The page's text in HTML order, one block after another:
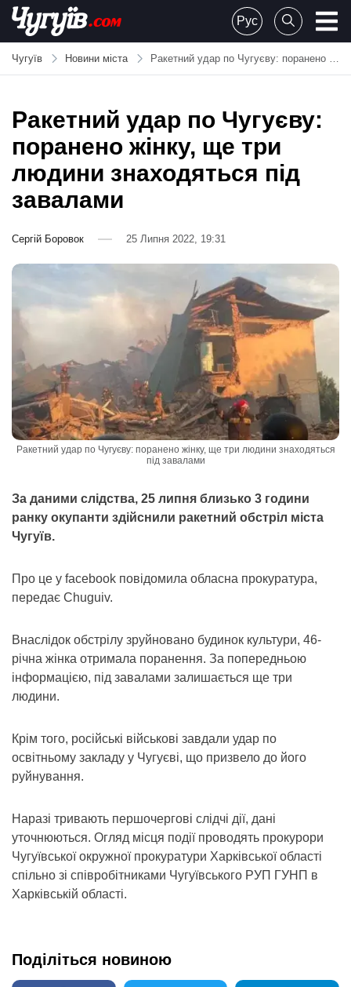
Skip
content
Chuguiv
Рус
Чугуїв Новини міста Ракетний удар по Чугуєву: поранено жінку, ще три людини знаходяться під завалами
Ракетний удар по Чугуєву:
поранено жінку, ще три
людини знаходяться під
завалами
Сергій Боровок 25 Липня 2022, 19:31
Ракетний удар по Чугуєву: поранено жінку, ще три людини знаходяться
під завалами
За даними слідства, 25 липня близько 3 години
ранку окупанти здійснили ракетний обстріл міста
Чугуїв.
Про це у facebook повідомила обласна прокуратура,
передає Chuguiv.
Внаслідок обстрілу зруйновано будинок культури, 46-
річна жінка отримала поранення. За попередньою
інформацією, під завалами залишається ще три
людини.
Крім того, російські військові завдали удар по
освітньому закладу у Чугуєві, що призвело до його
руйнування.
Наразі тривають першочергові слідчі дії, дані
уточнюються. Огляд місця події проводять прокурори
Чугуївської окружної прокуратури Харківської області
спільно зі співробітниками Чугуївського РУП ГУНП в
Харківській області.
Поділіться новиною